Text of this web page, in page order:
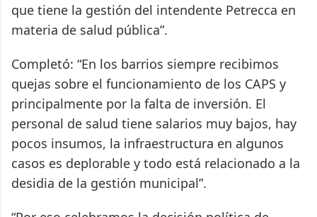
que tiene la gestión del intendente Petrecca en
materia de salud pública”.
Completó: “En los barrios siempre recibimos
quejas sobre el funcionamiento de los CAPS y
principalmente por la falta de inversión. El
personal de salud tiene salarios muy bajos, hay
pocos insumos, la infraestructura en algunos
casos es deplorable y todo está relacionado a la
desidia de la gestión municipal”.